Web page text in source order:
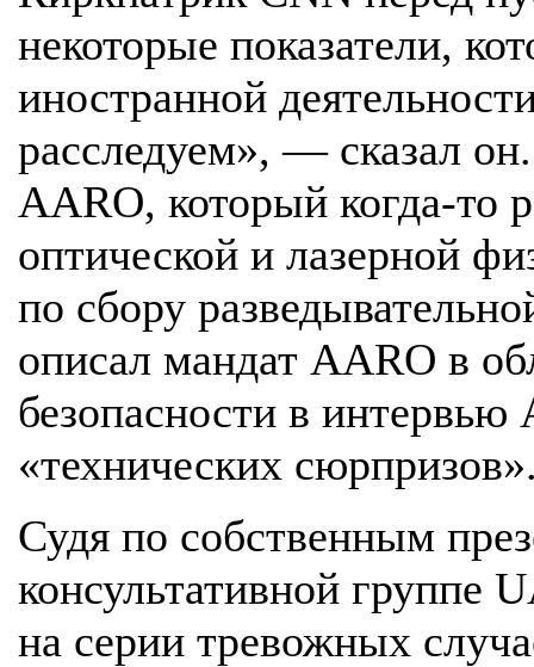
некоторые показатели,
иностранной
расследуем», — сказал
AARO, который когда-то
оптической и лазерной
по сбору
описал мандат AARO в
безопасности в интервью
«технических
Судя по собственным
консультативной группе
на серии тревожных